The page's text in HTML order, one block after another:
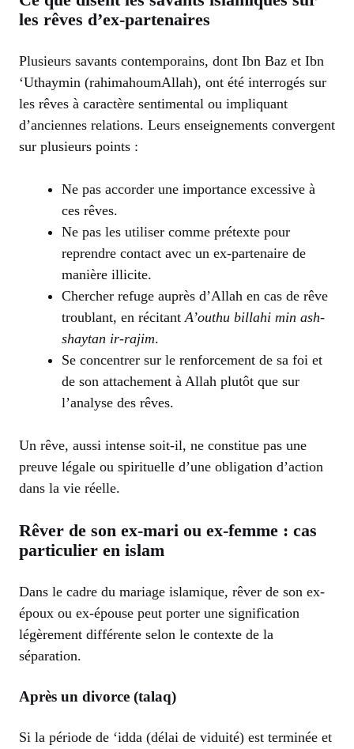
les rêves d’ex-partenaires
Plusieurs savants contemporains, dont Ibn Baz et Ibn
‘Uthaymin (rahimahoumAllah), ont été interrogés sur
les rêves à caractère sentimental ou impliquant
d’anciennes relations. Leurs enseignements convergent
sur plusieurs points :
Ne pas accorder une importance excessive à
ces rêves.
Ne pas les utiliser comme prétexte pour
reprendre contact avec un ex-partenaire de
manière illicite.
Chercher refuge auprès d’Allah en cas de rêve
troublant, en récitant A’outhu billahi min ash-
shaytan ir-rajim.
Se concentrer sur le renforcement de sa foi et
de son attachement à Allah plutôt que sur
l’analyse des rêves.
Un rêve, aussi intense soit-il, ne constitue pas une
preuve légale ou spirituelle d’une obligation d’action
dans la vie réelle.
Rêver de son ex-mari ou ex-femme : cas
particulier en islam
Dans le cadre du mariage islamique, rêver de son ex-
époux ou ex-épouse peut porter une signification
légèrement différente selon le contexte de la
séparation.
Après un divorce (talaq)
Si la période de ‘idda (délai de viduité) est terminée et